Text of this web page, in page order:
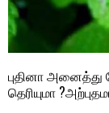
புதினா அனைத்து
தெரியுமா